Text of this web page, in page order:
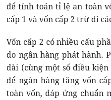
để tính toán tỉ lệ an toàn
cấp 1 và vốn cấp 2 trừ đi
Vốn cấp 2 có nhiều cấu
do ngân hàng phát hành.
dài (cùng một số điều
để ngân hàng tăng vốn
toàn vốn, đáp ứng